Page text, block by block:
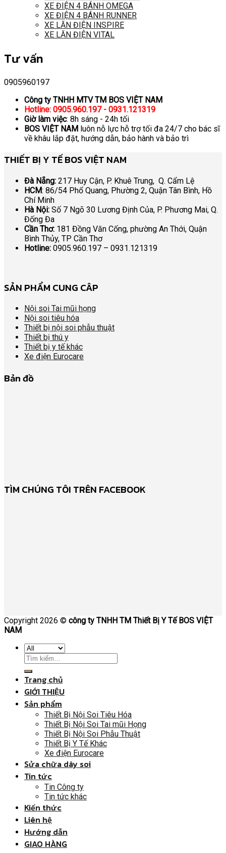
XE ĐIỆN 4 BÁNH OMEGA
XE ĐIỆN 4 BÁNH RUNNER
XE LĂN ĐIỆN INSPIRE
XE LĂN ĐIỆN VITAL
Tư vấn
0905960197
Công ty TNHH MTV TM BOS VIỆT NAM
Hotline: 0905.960.197 - 0931.121319
Giờ làm việc: 8h sáng - 24h tối
BOS VIỆT NAM luôn nỗ lực hỗ trợ tối đa 24/7 cho bác sĩ
về khâu lắp đặt, hướng dẫn, bảo hành và bảo trì
THIẾT BỊ Y TẾ BOS VIỆT NAM
Đà Nẵng: 217 Huy Cận, P. Khuê Trung, Q. Cẩm Lệ
HCM: 86/54 Phổ Quang, Phường 2, Quận Tân Bình, Hồ
Chí Minh
Hà Nội: Số 7 Ngõ 30 Lương Định Của, P. Phương Mai, Q.
Đống Đa
Cần Thơ: 181 Đồng Văn Cống, phường An Thới, Quận
Bình Thủy, TP Cần Thơ
Hotline: 0905.960.197 – 0931.121319
SẢN PHẨM CUNG CÂP
Nội soi Tai mũi họng
Nội soi tiêu hóa
Thiết bị nội soi phẫu thuật
Thiết bị thú y
Thiết bị y tế khác
Xe điện Eurocare
Bản đồ
TÌM CHÚNG TÔI TRÊN FACEBOOK
Copyright 2026 © công ty TNHH TM Thiết Bị Y Tế BOS VIỆT
NAM
Trang chủ
GIỚI THIỆU
Sản phẩm
Thiết Bị Nội Soi Tiêu Hóa
Thiết Bị Nội Soi Tai mũi Họng
Thiết Bị Nội Soi Phẫu Thuật
Thiết Bị Y Tế Khác
Xe điện Eurocare
Sửa chữa dây soi
Tin tức
Tin Công ty
Tin tức khác
Kiến thức
Liên hệ
Hướng dẫn
GIAO HÀNG